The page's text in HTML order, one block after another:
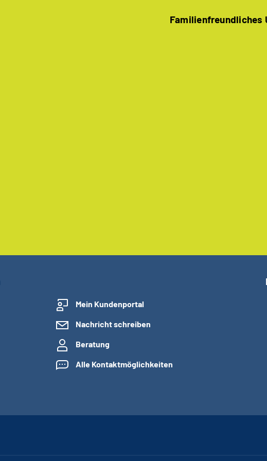
Familienfreundliches
Mein Kundenportal
Nachricht schreiben
Beratung
Alle Kontaktmöglichkeiten